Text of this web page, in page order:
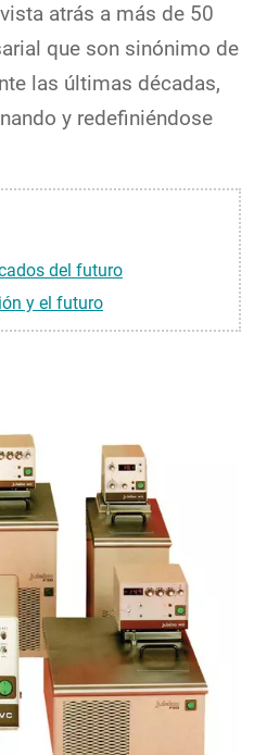
atrás a más de 50
que son sinónimo de
las últimas décadas,
y redefiniéndose
del futuro
y el futuro